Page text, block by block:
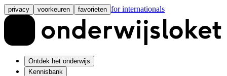
privacy voorkeuren favorieten for internationals
Ontdek het onderwijs
Kennisbank